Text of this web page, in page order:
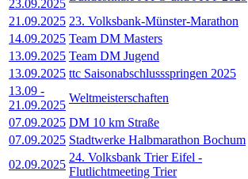
23.09.2025
21.09.2025 23. Volksbank-Münster-Marathon
14.09.2025 Team DM Masters
13.09.2025 Team DM Jugend
13.09.2025 ttc Saisonabschlussspringen 2025
13.09 -
21.09.2025
Weltmeisterschaften
07.09.2025 DM 10 km Straße
07.09.2025 Stadtwerke Halbmarathon Bochum
02.09.2025
24. Volksbank Trier Eifel -
Flutlichtmeeting Trier